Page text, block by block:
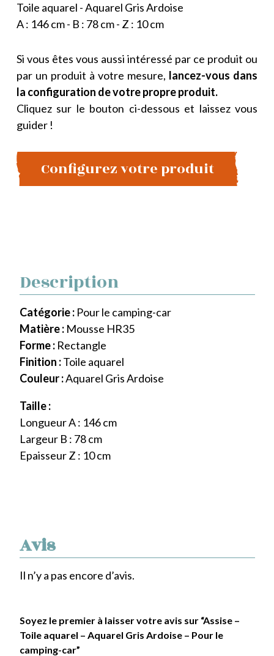
Toile aquarel - Aquarel Gris Ardoise
A : 146 cm - B : 78 cm - Z : 10 cm
Si vous êtes vous aussi intéressé par ce produit ou
par un produit à votre mesure, lancez-vous dans
la configuration de votre propre produit.
Cliquez sur le bouton ci-dessous et laissez vous
guider !
Configurez votre produit
Avis
Il n’y a pas encore d’avis.
Soyez le premier à laisser votre avis sur “Assise –
Toile aquarel – Aquarel Gris Ardoise – Pour le
camping-car”
Description
Catégorie : Pour le camping-car
Matière : Mousse HR35
Forme : Rectangle
Finition :Toile aquarel
Couleur :Aquarel Gris Ardoise
Taille :
Longueur A : 146 cm
Largeur B : 78 cm
Epaisseur Z : 10 cm